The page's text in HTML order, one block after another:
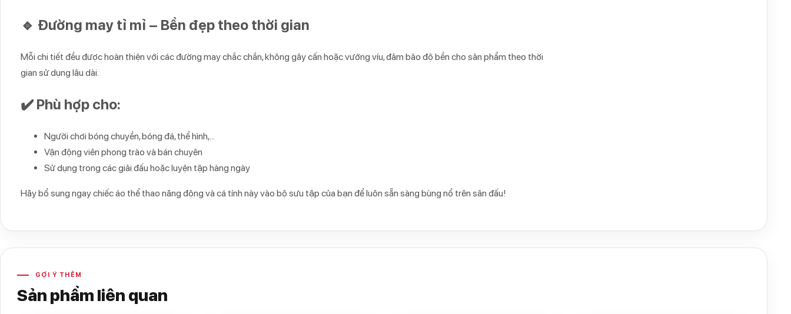
🔹 Đường may tỉ mỉ – Bền đẹp theo thời gian
Mỗi chi tiết đều được hoàn thiện với các đường may chắc chắn, không gây cấn hoặc vướng víu, đảm bảo độ bền cho sản phẩm theo thời
gian sử dụng lâu dài.
✔️ Phù hợp cho:
Người chơi bóng chuyền, bóng đá, thể hình,…
Vận động viên phong trào và bán chuyên
Sử dụng trong các giải đấu hoặc luyện tập hàng ngày
Hãy bổ sung ngay chiếc áo thể thao năng động và cá tính này vào bộ sưu tập của bạn để luôn sẵn sàng bùng nổ trên sân đấu!
GỢI Ý THÊM
Sản phẩm liên quan